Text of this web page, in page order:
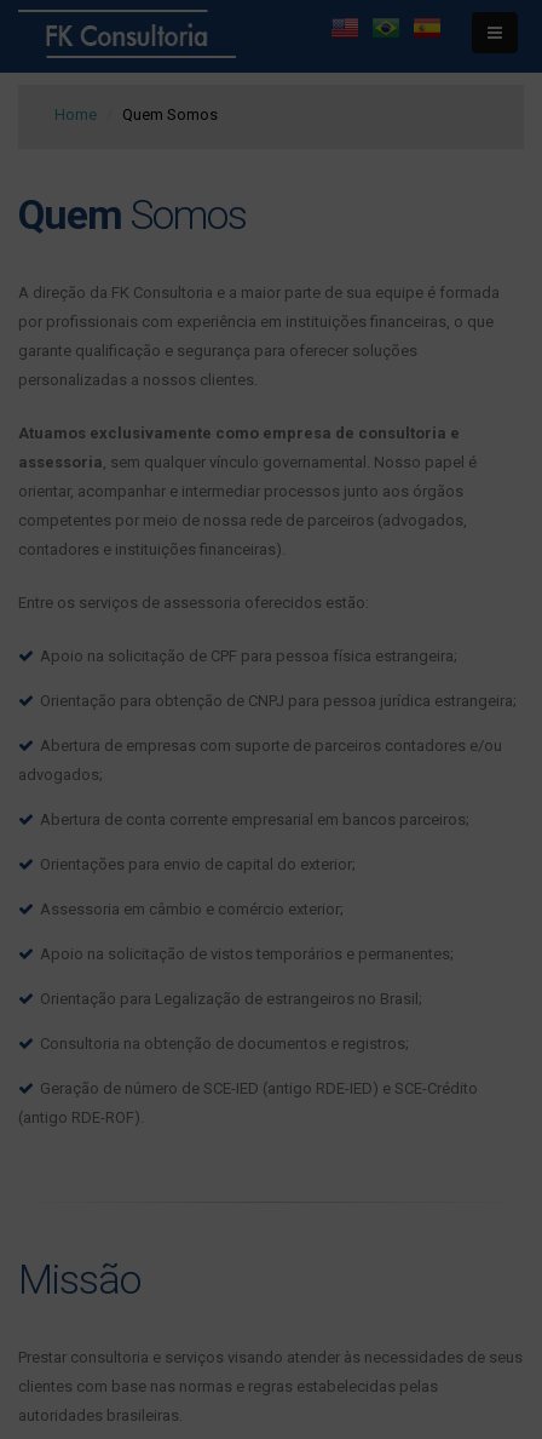
Home Quem Somos
Quem Somos
A direção da FK Consultoria e a maior parte de sua equipe é formada
por profissionais com experiência em instituições financeiras, o que
garante qualificação e segurança para oferecer soluções
personalizadas a nossos clientes.
Atuamos exclusivamente como empresa de consultoria e
assessoria, sem qualquer vínculo governamental. Nosso papel é
orientar, acompanhar e intermediar processos junto aos órgãos
competentes por meio de nossa rede de parceiros (advogados,
contadores e instituições financeiras).
Entre os serviços de assessoria oferecidos estão:
Apoio na solicitação de CPF para pessoa física estrangeira;
Orientação para obtenção de CNPJ para pessoa jurídica estrangeira;
Abertura de empresas com suporte de parceiros contadores e/ou
advogados;
Abertura de conta corrente empresarial em bancos parceiros;
Orientações para envio de capital do exterior;
Assessoria em câmbio e comércio exterior;
Apoio na solicitação de vistos temporários e permanentes;
Orientação para Legalização de estrangeiros no Brasil;
Consultoria na obtenção de documentos e registros;
Geração de número de SCE-IED (antigo RDE-IED) e SCE-Crédito
(antigo RDE-ROF).
Missão
Prestar consultoria e serviços visando atender às necessidades de seus
clientes com base nas normas e regras estabelecidas pelas
autoridades brasileiras.